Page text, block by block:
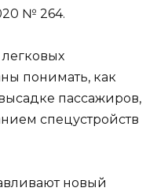
№ 264.
понимать, как
пассажиров,
спецустройств
новый